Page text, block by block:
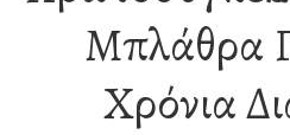
Μπλάθρα
Χρόνια